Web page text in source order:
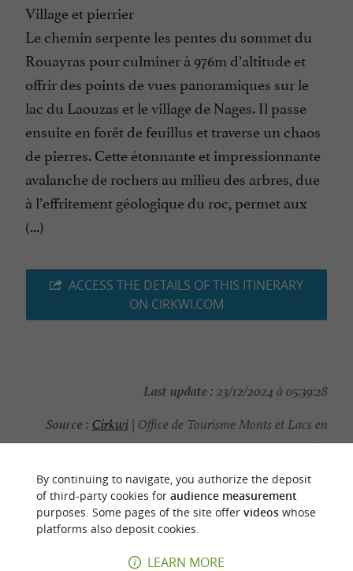
Village et pierrier
Le chemin serpente les pentes du sommet du
Rouayras pour culminer à 976m d’altitude et
offrir des points de vues panoramiques sur le
lac du Laouzas et le village de Nages. Il passe
ensuite en forêt de feuillus et traverse un chaos
de pierres. Cette étonnante et impressionnante
avalanche de rochers au milieu des arbres, due
à l’effritement géologique du roc, permet aux
(...)
ACCESS THE DETAILS OF THIS ITINERARY
ON CIRKWI.COM
Last update : 23/12/2024 à 05:39:28
Source : Cirkwi | Office de Tourisme Monts et Lacs en
Haut Languedoc
Photo credit : OTMLHL
By continuing to navigate, you authorize the deposit
of third-party cookies for audience measurement
purposes. Some pages of the site offer videoswhose
platforms also deposit cookies.
LEARN MORE